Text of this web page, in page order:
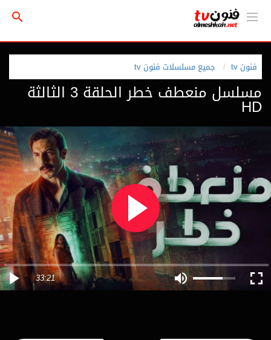
فنون tv جميع مسلسلات فنون tv
مسلسل منعطف خطر الحلقة 3 الثالثة
HD
33:21